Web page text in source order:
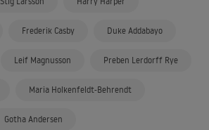
Frederik Casby Duke Addabayo
Leif Magnusson Preben Lerdorff Rye
Maria Holkenfeldt-Behrendt
Gotha Andersen